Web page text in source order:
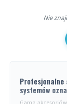
Nie
Profesjonalne
systemów
Gama